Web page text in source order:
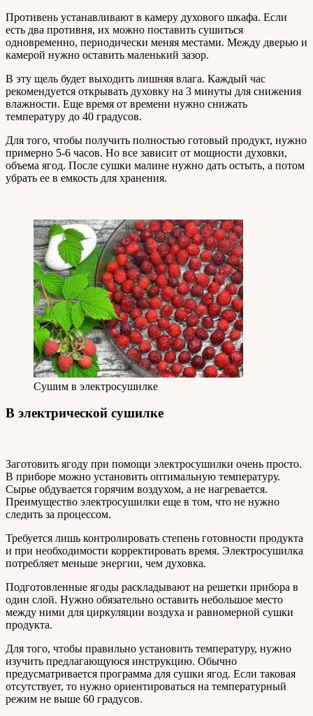
Противень устанавливают в камеру духового шкафа. Если
есть два противня, их можно поставить сушиться
одновременно, периодически меняя местами. Между дверью и
камерой нужно оставить маленький зазор.
В эту щель будет выходить лишняя влага. Каждый час
рекомендуется открывать духовку на 3 минуты для снижения
влажности. Еще время от времени нужно снижать
температуру до 40 градусов.
Для того, чтобы получить полностью готовый продукт, нужно
примерно 5-6 часов. Но все зависит от мощности духовки,
объема ягод. После сушки малине нужно дать остыть, а потом
убрать ее в емкость для хранения.
Сушим в электросушилке
В электрической сушилке
Заготовить ягоду при помощи электросушилки очень просто.
В приборе можно установить оптимальную температуру.
Сырье обдувается горячим воздухом, а не нагревается.
Преимущество электросушилки еще в том, что не нужно
следить за процессом.
Требуется лишь контролировать степень готовности продукта
и при необходимости корректировать время. Электросушилка
потребляет меньше энергии, чем духовка.
Подготовленные ягоды раскладывают на решетки прибора в
один слой. Нужно обязательно оставить небольшое место
между ними для циркуляции воздуха и равномерной сушки
продукта.
Для того, чтобы правильно установить температуру, нужно
изучить предлагающуюся инструкцию. Обычно
предусматривается программа для сушки ягод. Если таковая
отсутствует, то нужно ориентироваться на температурный
режим не выше 60 градусов.